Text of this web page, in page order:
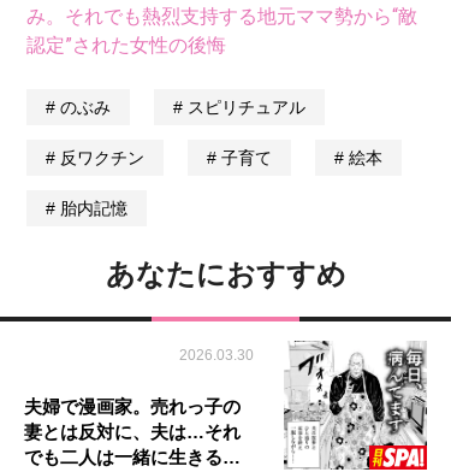
み。それでも熱烈支持する地元ママ勢から“敵
認定”された女性の後悔
のぶみ スピリチュアル
反ワクチン 子育て 絵本
胎内記憶
あなたにおすすめ
2026.03.30
夫婦で漫画家。売れっ子の
妻とは反対に、夫は…それ
でも二人は一緒に生きる…